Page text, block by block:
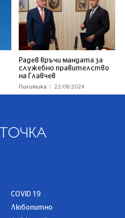
Радев връчи мандата за
служебно правителство
на Главчев
Политика 22/08/2024
COVID 19
Любопитно